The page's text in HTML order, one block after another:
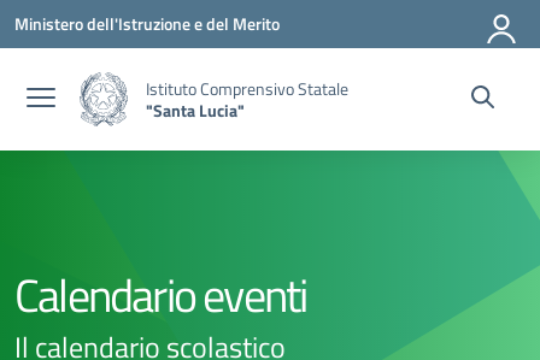
Vai ai contenuti
Vai al menu di navigazione
Vai al footer
Ministero dell'Istruzione e del Merito
Istituto Comprensivo Statale
"Santa Lucia"
Calendario eventi
Il calendario scolastico